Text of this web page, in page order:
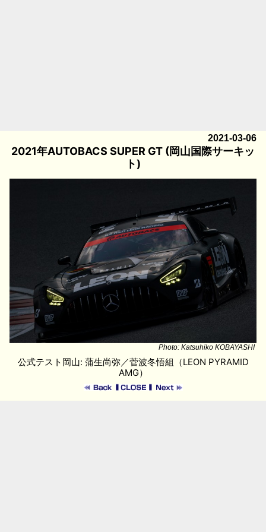
2021-03-06
2021年AUTOBACS SUPER GT (岡山国際サーキッ
ト)
Photo: Katsuhiko KOBAYASHI
公式テスト岡山: 蒲生尚弥／菅波冬悟組（LEON PYRAMID
AMG）